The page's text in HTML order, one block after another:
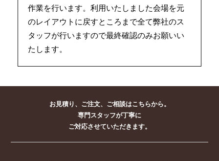
作業を行います。利用いたしました会場を元
のレイアウトに戻すところまで全て弊社のス
タッフが行いますので最終確認のみお願いい
たします。
お見積り、ご注文、ご相談はこちらから。
専門スタッフが丁寧に
ご対応させていただきます。